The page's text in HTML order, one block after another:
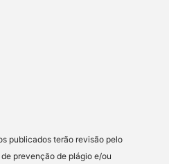
publicados terão revisão pelo
prevenção de plágio e/ou